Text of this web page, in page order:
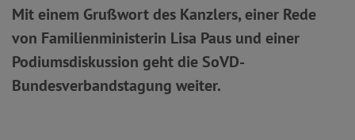
Mit einem Grußwort des Kanzlers, einer Rede
von Familienministerin Lisa Paus und einer
Podiumsdiskussion geht die SoVD-
Bundesverbandstagung weiter.